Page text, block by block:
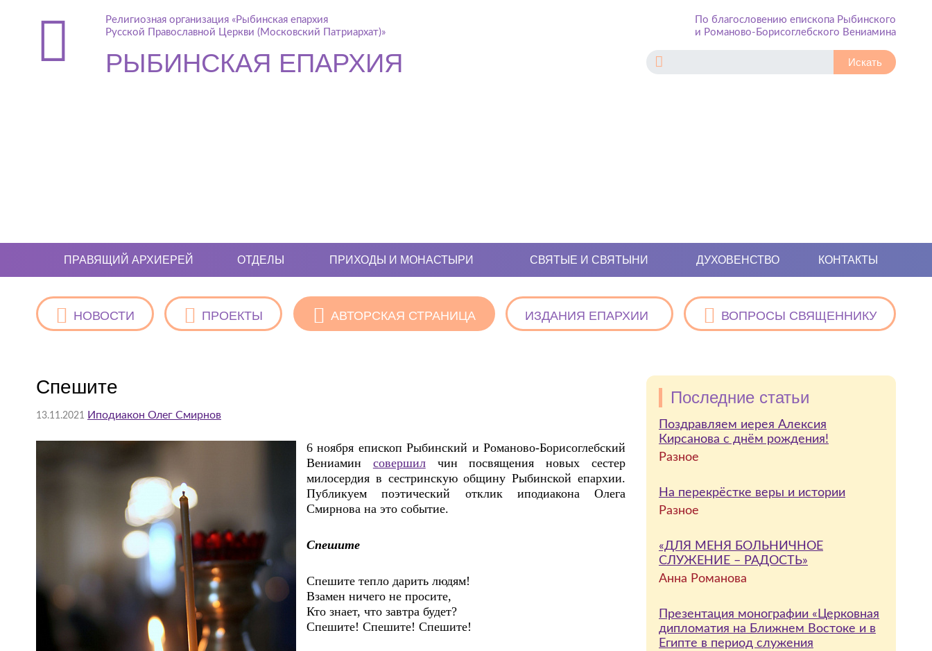
Религиозная организация «Рыбинская епархия
Русской Православной Церкви (Московский Патриархат)»
РЫБИНСКАЯ ЕПАРХИЯ
По благословению епископа Рыбинского
и Романово-Борисоглебского Вениамина
ПРАВЯЩИЙ АРХИЕРЕЙ ОТДЕЛЫ ПРИХОДЫ И МОНАСТЫРИ СВЯТЫЕ И СВЯТЫНИ ДУХОВЕНСТВО КОНТАКТЫ
НОВОСТИ ПРОЕКТЫ АВТОРСКАЯ СТРАНИЦА ИЗДАНИЯ ЕПАРХИИ ВОПРОСЫ СВЯЩЕННИКУ
Спешите
13.11.2021 Иподиакон Олег Смирнов
6 ноября епископ Рыбинский и Романово-Борисоглебский
Вениамин совершилчин посвящения новых сестер
милосердия в сестринскую общину Рыбинской епархии.
Публикуем поэтический отклик иподиакона Олега
Смирнова на это событие.
Спешите
Спешите тепло дарить людям!
Взамен ничего не просите,
Кто знает, что завтра будет?
Спешите! Спешите! Спешите!
Последние статьи
Поздравляем иерея Алексия
Кирсанова с днём рождения!
Разное
На перекрёстке веры и истории
Разное
«ДЛЯ МЕНЯ БОЛЬНИЧНОЕ
СЛУЖЕНИЕ – РАДОСТЬ»
Анна Романова
Презентация монографии «Церковная
дипломатия на Ближнем Востоке и в
Египте в период служения